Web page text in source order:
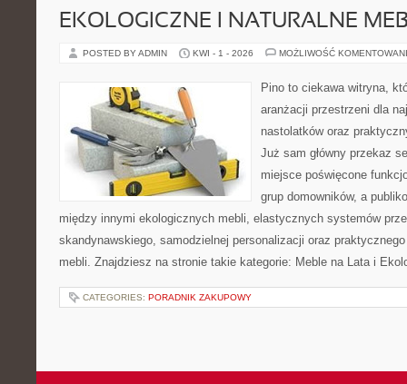
EKOLOGICZNE I NATURALNE
POSTED BY ADMIN KWI - 1 - 2026 MOŻLIWOŚĆ
Pino to ciekawa witryna,
aranżacji przestrzeni dla
nastolatków oraz
Już sam główny przekaz
miejsce poświęcone
grup domowników, a
między innymi ekologicznych mebli, elastycznych systemów
skandynawskiego, samodzielnej personalizacji oraz
mebli. Znajdziesz na stronie takie kategorie: Meble na Lata i
CATEGORIES: PORADNIK ZAKUPOWY